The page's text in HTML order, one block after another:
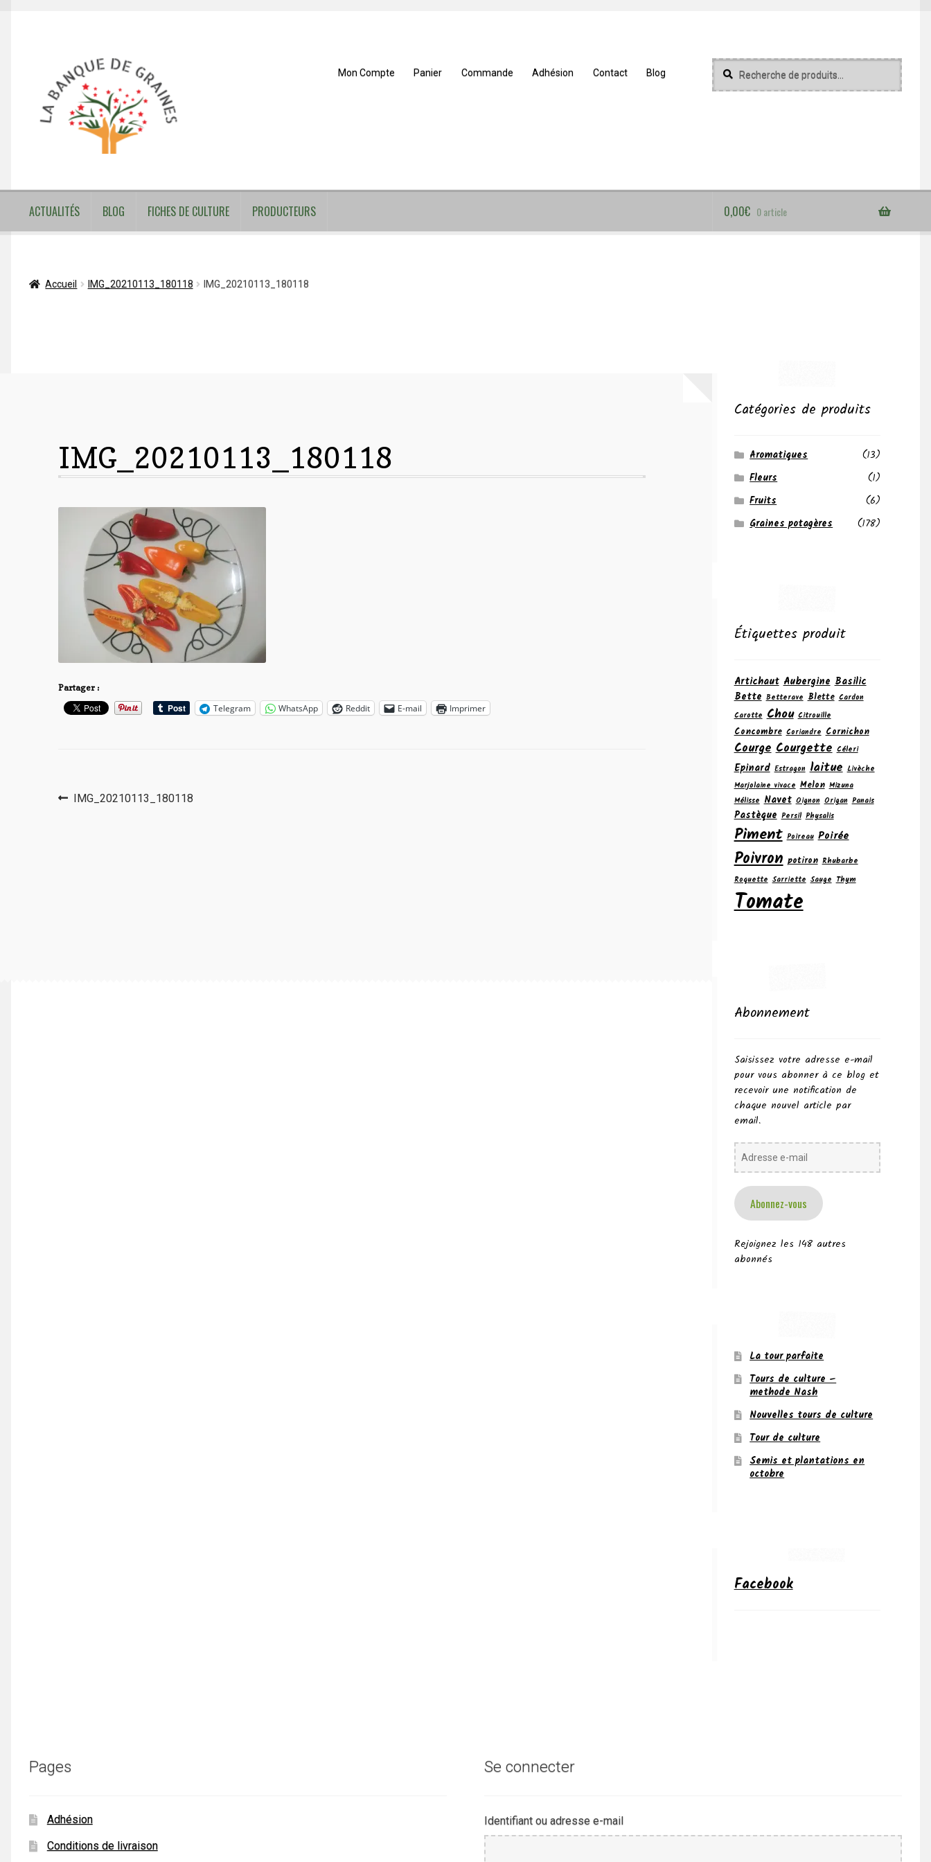
navigation
contenu
Mon Compte Panier Commande Adhésion Contact Blog
Recherche
pour :
Recherche
ACTUALITÉS BLOG FICHES DE CULTURE PRODUCTEURS 0,00€ 0 article
Accueil IMG_20210113_180118 IMG_20210113_180118
IMG_20210113_180118
Partager :
Telegram WhatsApp Reddit E-mail Imprimer
Navigation
Article
IMG_20210113_180118
Catégories de produits
Aromatiques
(13)
Fleurs
(1)
Fruits
(6)
Graines potagères
(178)
Étiquettes produit
Artichaut Aubergine Basilic
Bette Betterave Blette Cardon
Carotte Chou Citrouille
Concombre Coriandre Cornichon
Courge Courgette Céleri
Epinard Estragon laitue Livèche
Marjolaine vivace Melon Mizuna
Mélisse Navet Oignon Origan Panais
Pastèque Persil Physalis
Piment Poireau Poirée
Poivron potiron Rhubarbe
Roquette Sarriette Sauge Thym
Tomate
Abonnement
Saisissez votre adresse e-mail
pour vous abonner à ce blog et
recevoir une notification de
chaque nouvel article par
email.
Adresse
e-
Abonnez-vous
Rejoignez les 148 autres
abonnés
La tour parfaite
Tours de culture –
methode Nash
Nouvelles tours de culture
Tour de culture
Semis et plantations en
octobre
Facebook
Pages
Adhésion
Conditions de livraison
Se connecter
Identifiant ou adresse e-mail